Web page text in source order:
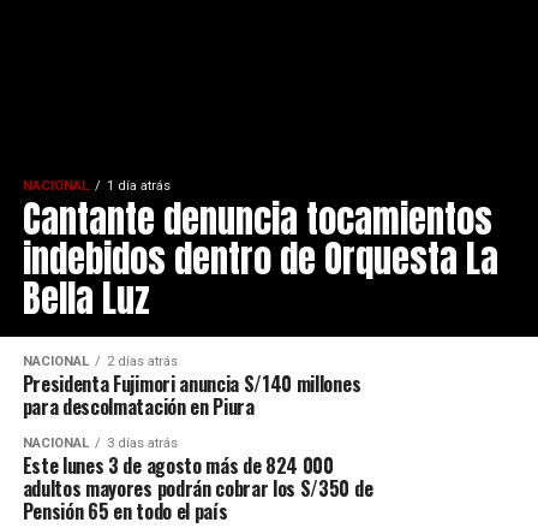
NACIONAL 1 día atrás
Cantante denuncia tocamientos
indebidos dentro de Orquesta La
Bella Luz
NACIONAL 2 días atrás
Presidenta Fujimori anuncia S/140 millones
para descolmatación en Piura
NACIONAL 3 días atrás
Este lunes 3 de agosto más de 824 000
adultos mayores podrán cobrar los S/350 de
Pensión 65 en todo el país